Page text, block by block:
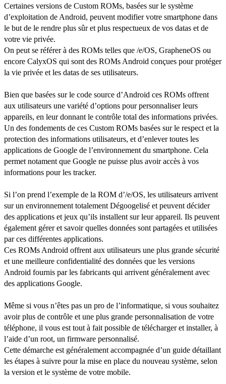
Certaines versions de Custom ROMs, basées sur le système
d’exploitation de Android, peuvent modifier votre smartphone dans
le but de le rendre plus sûr et plus respectueux de vos datas et de
votre vie privée.
On peut se référer à des ROMs telles que /e/OS, GrapheneOS ou
encore CalyxOS qui sont des ROMs Android conçues pour protéger
la vie privée et les datas de ses utilisateurs.
Bien que basées sur le code source d’Android ces ROMs offrent
aux utilisateurs une variété d’options pour personnaliser leurs
appareils, en leur donnant le contrôle total des informations privées.
Un des fondements de ces Custom ROMs basées sur le respect et la
protection des informations utilisateurs, et d’enlever toutes les
applications de Google de l’environnement du smartphone. Cela
permet notament que Google ne puisse plus avoir accès à vos
informations pour les tracker.
Si l’on prend l’exemple de la ROM d’/e/OS, les utilisateurs arrivent
sur un environnement totalement Dégoogelisé et peuvent décider
des applications et jeux qu’ils installent sur leur appareil. Ils peuvent
également gérer et savoir quelles données sont partagées et utilisées
par ces différentes applications.
Ces ROMs Android offrent aux utilisateurs une plus grande sécurité
et une meilleure confidentialité des données que les versions
Android fournis par les fabricants qui arrivent généralement avec
des applications Google.
Même si vous n’êtes pas un pro de l’informatique, si vous souhaitez
avoir plus de contrôle et une plus grande personnalisation de votre
téléphone, il vous est tout à fait possible de télécharger et installer, à
l’aide d’un root, un firmware personnalisé.
Cette démarche est généralement accompagnée d’un guide détaillant
les étapes à suivre pour la mise en place du nouveau système, selon
la version et le système de votre mobile.